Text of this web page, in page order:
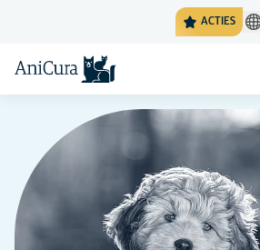
ACTIES